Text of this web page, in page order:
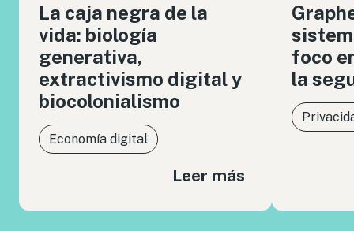
La caja negra de la
vida: biología
generativa,
extractivismo digital y
biocolonialismo
Economía digital
Leer más
foco
la